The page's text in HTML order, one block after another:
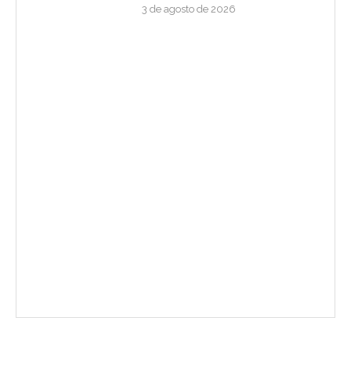
3 de agosto de 2026